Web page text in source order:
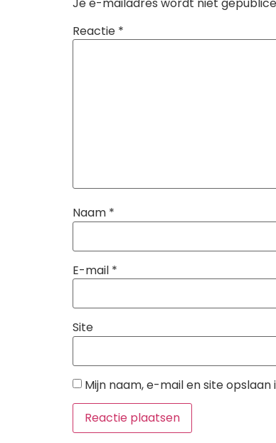
Reactie *
Naam *
E-mail *
Site
Mijn naam, e-mail en site